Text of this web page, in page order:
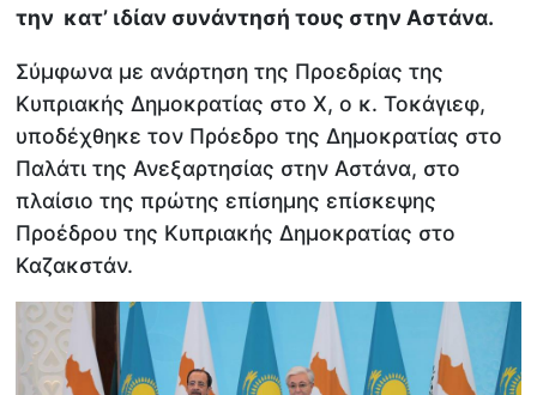
την κατ’ ιδίαν συνάντησή τους στην Αστάνα.
Σύμφωνα με ανάρτηση της Προεδρίας της
Κυπριακής Δημοκρατίας στο Χ, ο κ. Τοκάγιεφ,
υποδέχθηκε τον Πρόεδρο της Δημοκρατίας στο
Παλάτι της Ανεξαρτησίας στην Αστάνα, στο
πλαίσιο της πρώτης επίσημης επίσκεψης
Προέδρου της Κυπριακής Δημοκρατίας στο
Καζακστάν.